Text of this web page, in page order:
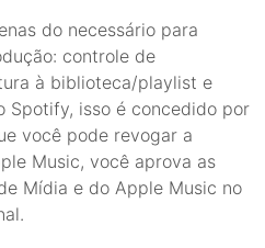
do necessário para
controle de
à biblioteca/playlist e
Spotify, isso é concedido por
você pode revogar a
Music, você aprova as
Mídia e do Apple Music no